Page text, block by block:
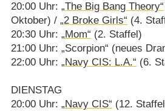
20:00 Uhr: „The Big Bang Theory“
Oktober) /​ „2 Broke Girls“ (4.
20:30 Uhr: „Mom“ (2. Staffel)
21:00 Uhr: „Scorpion“ (neues
22:00 Uhr: „Navy CIS: L.A.“ (6.
DIENSTAG
20:00 Uhr: „Navy CIS“ (12.